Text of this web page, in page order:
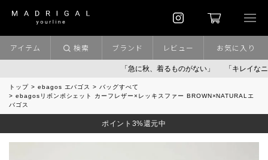
「急に秋、着るものがない」 「キレイなニット」
アイテム 検索 ブランド レビュー お気に入り
トップ ebagos エバゴス
バッグすべて
ebagosリボンポシェット カーフレザー×レッキスファー BROWN×NATURALエ
バゴス
ポイント3%還元中